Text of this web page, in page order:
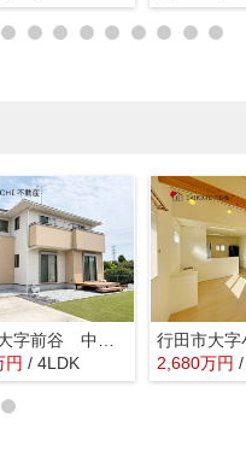
円 / 4LDK 2,680万円